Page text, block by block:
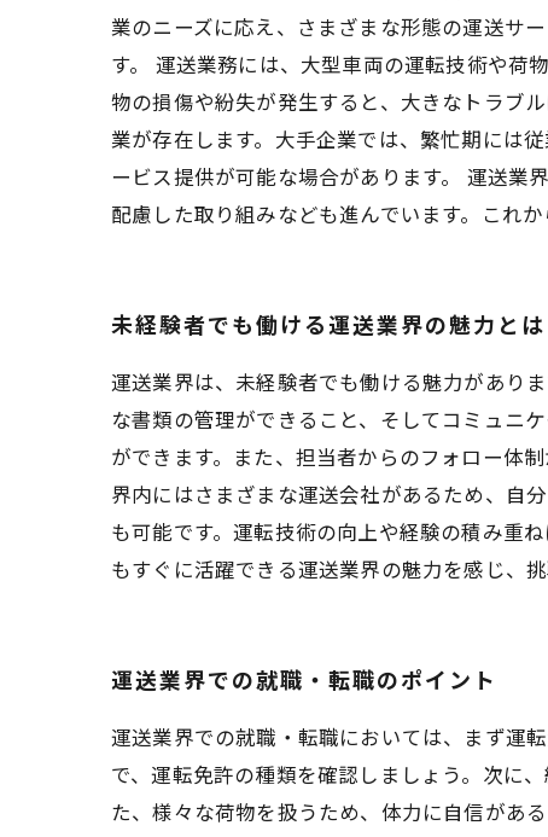
業のニーズに応え、さまざまな形態の運送サ
す。 運送業務には、大型車両の運転技術や荷
物の損傷や紛失が発生すると、大きなトラブ
業が存在します。大手企業では、繁忙期には
ービス提供が可能な場合があります。 運送業
配慮した取り組みなども進んでいます。これ
未経験者でも働ける運送業界の魅力とは
運送業界は、未経験者でも働ける魅力があり
な書類の管理ができること、そしてコミュニ
ができます。また、担当者からのフォロー体
界内にはさまざまな運送会社があるため、自
も可能です。運転技術の向上や経験の積み重
もすぐに活躍できる運送業界の魅力を感じ、
運送業界での就職・転職のポイント
運送業界での就職・転職においては、まず運
で、運転免許の種類を確認しましょう。次に
た、様々な荷物を扱うため、体力に自信があ